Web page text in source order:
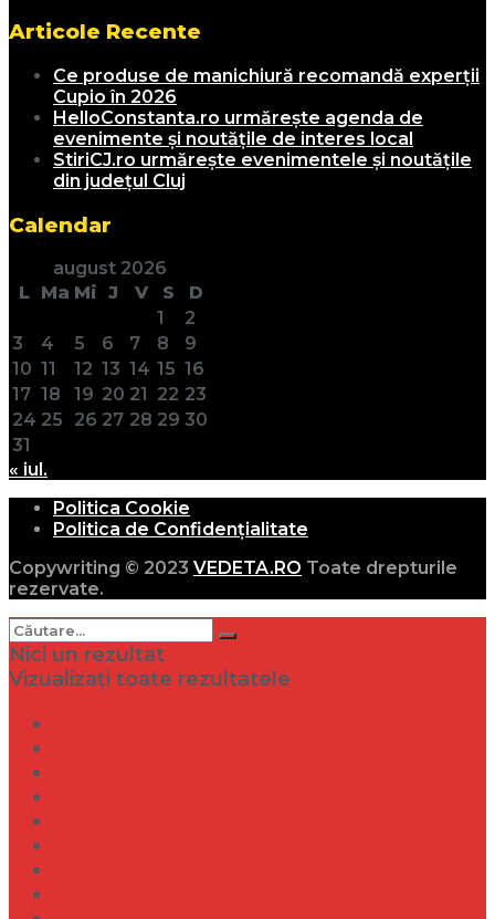
Articole Recente
Ce produse de manichiură recomandă experții
Cupio în 2026
HelloConstanta.ro urmărește agenda de
evenimente și noutățile de interes local
StiriCJ.ro urmărește evenimentele și noutățile
din județul Cluj
Calendar
august 2026
L Ma Mi J V S
D
1
2
3
4 5 6 7 8
9
10 11 12 13 14 15 16
17 18 19 20 21 22 23
24 25 26 27 28 29 30
31
« iul.
Politica Cookie
Politica de Confidențialitate
Copywriting © 2023 VEDETA.RO Toate drepturile
rezervate.
Nici un rezultat
Vizualizați toate rezultatele